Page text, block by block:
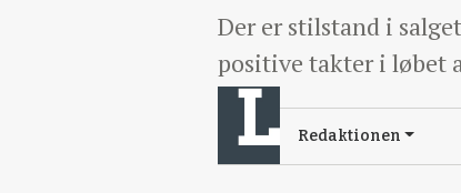
Der er stilstand i
positive takter i løbet
Redaktionen